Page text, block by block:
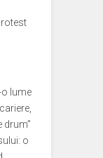
o lume
drum”
o